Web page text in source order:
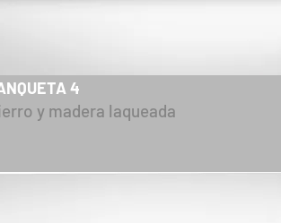
4
y madera laqueada